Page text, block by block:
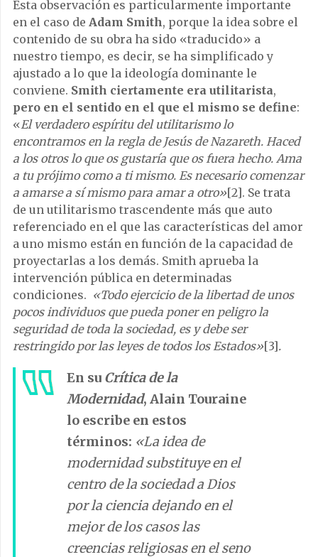
Esta observación es particularmente importante
en el caso de Adam Smith, porque la idea sobre el
contenido de su obra ha sido «traducido» a
nuestro tiempo, es decir, se ha simplificado y
ajustado a lo que la ideología dominante le
conviene. Smith ciertamente era utilitarista,
pero en el sentido en el que el mismo se define:
«El verdadero espíritu del utilitarismo lo
encontramos en la regla de Jesús de Nazareth. Haced
a los otros lo que os gustaría que os fuera hecho. Ama
a tu prójimo como a ti mismo. Es necesario comenzar
a amarse a sí mismo para amar a otro»[2]. Se trata
de un utilitarismo trascendente más que auto
referenciado en el que las características del amor
a uno mismo están en función de la capacidad de
proyectarlas a los demás. Smith aprueba la
intervención pública en determinadas
condiciones. «Todo ejercicio de la libertad de unos
pocos individuos que pueda poner en peligro la
seguridad de toda la sociedad, es y debe ser
restringido por las leyes de todos los Estados»[3].
En su Crítica de la
Modernidad, Alain Touraine
lo escribe en estos
términos: «La idea de
modernidad substituye en el
centro de la sociedad a Dios
por la ciencia dejando en el
mejor de los casos las
creencias religiosas en el seno